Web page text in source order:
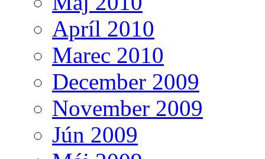
Apríl 2010
Marec 2010
December 2009
November 2009
Jún 2009